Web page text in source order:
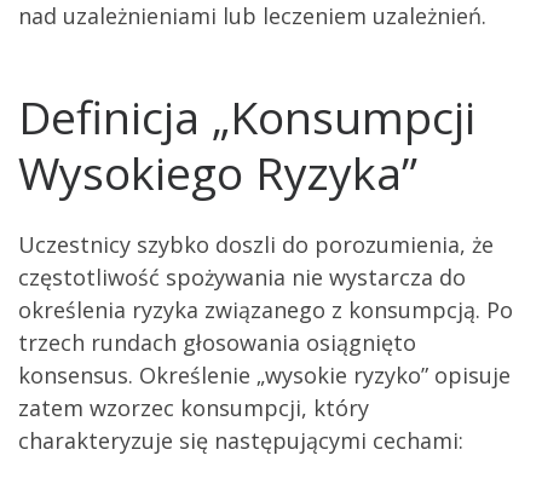
nad uzależnieniami lub leczeniem uzależnień.
Definicja „Konsumpcji
Wysokiego Ryzyka”
Uczestnicy szybko doszli do porozumienia, że
częstotliwość spożywania nie wystarcza do
określenia ryzyka związanego z konsumpcją. Po
trzech rundach głosowania osiągnięto
konsensus. Określenie „wysokie ryzyko” opisuje
zatem wzorzec konsumpcji, który
charakteryzuje się następującymi cechami: